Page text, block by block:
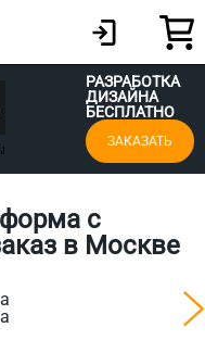
РАЗРАБОТКА
ДИЗАЙНА
БЕСПЛАТНО
ЗАКАЗАТЬ
с
в Москве